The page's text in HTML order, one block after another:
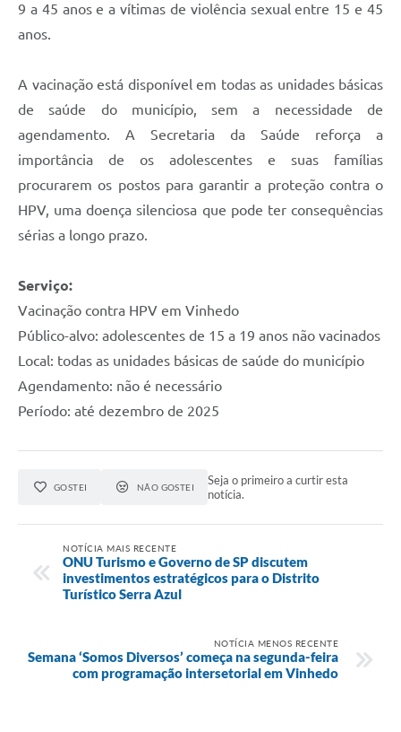
9 a 45 anos e a vítimas de violência sexual entre 15 e 45
anos.
A vacinação está disponível em todas as unidades básicas
de saúde do município, sem a necessidade de
agendamento. A Secretaria da Saúde reforça a
importância de os adolescentes e suas famílias
procurarem os postos para garantir a proteção contra o
HPV, uma doença silenciosa que pode ter consequências
sérias a longo prazo.
Serviço:
Vacinação contra HPV em Vinhedo
Público-alvo: adolescentes de 15 a 19 anos não vacinados
Local: todas as unidades básicas de saúde do município
Agendamento: não é necessário
Período: até dezembro de 2025
GOSTEI NÃO GOSTEI
Seja o primeiro a curtir esta
notícia.
NOTÍCIA MAIS RECENTE
ONU Turismo e Governo de SP discutem
investimentos estratégicos para o Distrito
Turístico Serra Azul
NOTÍCIA MENOS RECENTE
Semana ‘Somos Diversos’ começa na segunda-feira
com programação intersetorial em Vinhedo